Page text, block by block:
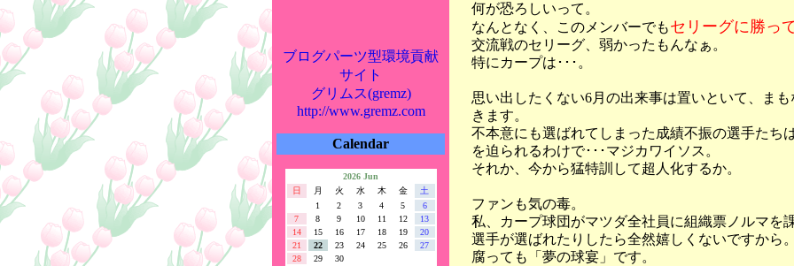
ブログパーツ型環境貢献
サイト
グリムス(gremz)
http://www.gremz.com
Calendar
2026 Jun
日
月 火 水 木 金
土
1
2 3 4 5
6
7
8 9 10 11 12
13
14
15 16 17 18 19
20
21
22 23 24 25 26
27
28
29 30
何が恐ろしいって。
なんとなく、このメンバーでもセリーグに勝っ
交流戦のセリーグ、弱かったもんなぁ。
特にカープは･･･。
思い出したくない6月の出来事は置いといて、ま
きます。
不本意にも選ばれてしまった成績不振の選手たち
を迫られるわけで･･･マジカワイソス。
それか、今から猛特訓して超人化するか。
ファンも気の毒。
私、カープ球団がマツダ全社員に組織票ノルマを
選手が選ばれたりしたら全然嬉しくないですから
腐っても「夢の球宴」です。